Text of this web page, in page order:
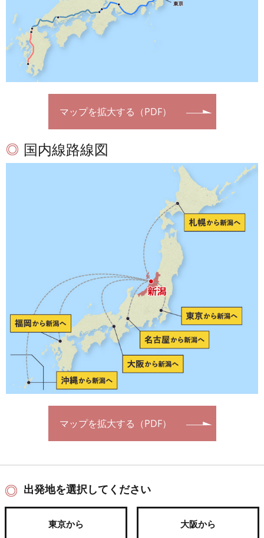
マップを拡大する（PDF）
国内線路線図
マップを拡大する（PDF）
出発地を選択してください
東京から 大阪から